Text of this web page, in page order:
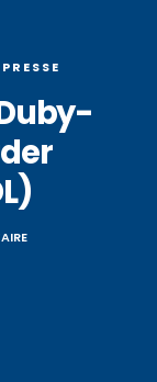
PRESSE